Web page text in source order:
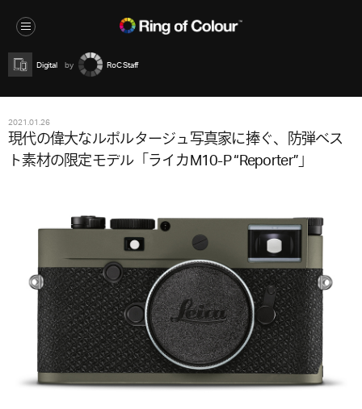
Digital RoC Staff
2021.01.26
現代の偉大なルポルタージュ写真家に捧ぐ、防弾ベス
ト素材の限定モデル「ライカM10-P “Reporter”」